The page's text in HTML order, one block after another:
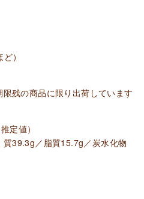
）
残の商品に限り出荷しています
定値）
39.3g／脂質15.7g／炭水化物